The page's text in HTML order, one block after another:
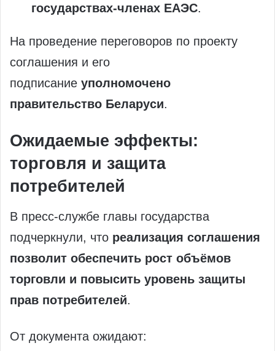
государствах‑членах ЕАЭС.
На проведение переговоров по проекту
соглашения и его
подписание уполномочено
правительство Беларуси.
Ожидаемые эффекты:
торговля и защита
потребителей
В пресс‑службе главы государства
подчеркнули, что реализация соглашения
позволит обеспечить рост объёмов
торговли и повысить уровень защиты
прав потребителей.
От документа ожидают: